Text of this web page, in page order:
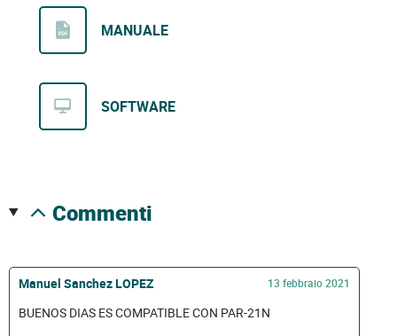
MANUALE
SOFTWARE
commenti
Manuel Sanchez LOPEZ 13 febbraio 2021
BUENOS DIAS ES COMPATIBLE CON PAR-21N